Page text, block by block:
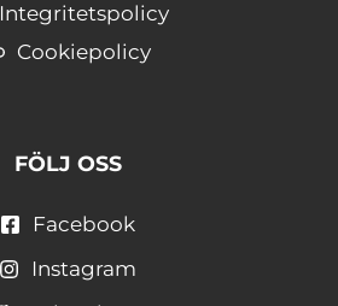
Integritetspolicy
Cookiepolicy
FÖLJ OSS
Facebook
Instagram